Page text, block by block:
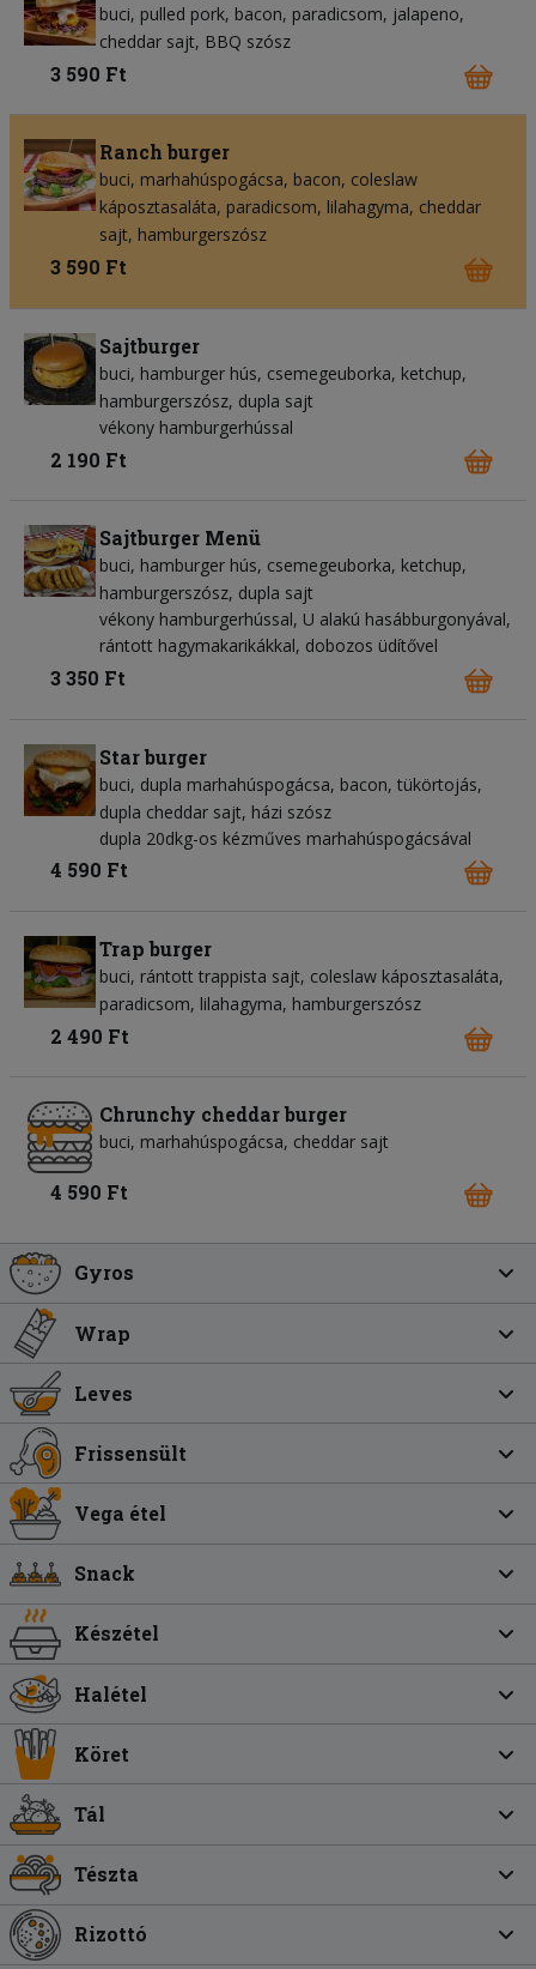
buci pulled pork bacon paradicsom jalapeno
cheddar sajt BBQ szósz
3 590 Ft
Ranch burger
buci marhahúspogácsa bacon coleslaw
káposztasaláta paradicsom lilahagyma cheddar
sajt hamburgerszósz
3 590 Ft
Sajtburger
buci hamburger hús csemegeuborka ketchup
hamburgerszósz dupla sajt
vékony hamburgerhússal
2 190 Ft
Sajtburger Menü
buci hamburger hús csemegeuborka ketchup
hamburgerszósz dupla sajt
vékony hamburgerhússal, U alakú hasábburgonyával,
rántott hagymakarikákkal, dobozos üdítővel
3 350 Ft
Star burger
buci dupla marhahúspogácsa bacon tükörtojás
dupla cheddar sajt házi szósz
dupla 20dkg-os kézműves marhahúspogácsával
4 590 Ft
Trap burger
buci rántott trappista sajt coleslaw káposztasaláta
paradicsom lilahagyma hamburgerszósz
2 490 Ft
Chrunchy cheddar burger
buci marhahúspogácsa cheddar sajt
4 590 Ft
Gyros
Wrap
Leves
Frissensült
Vega étel
Snack
Készétel
Halétel
Köret
Tál
Tészta
Rizottó